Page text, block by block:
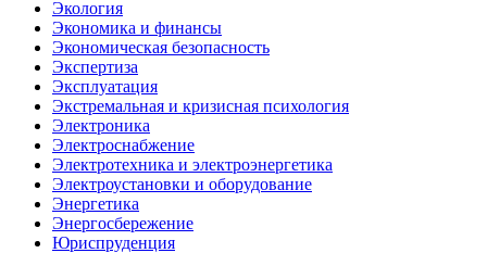
Экология
Экономика и финансы
Экономическая безопасность
Экспертиза
Эксплуатация
Экстремальная и кризисная психология
Электроника
Электроснабжение
Электротехника и электроэнергетика
Электроустановки и оборудование
Энергетика
Энергосбережение
Юриспруденция